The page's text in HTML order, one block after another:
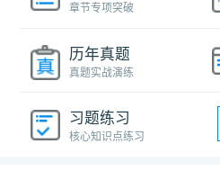
章节专项突破
历年真题
真题实战演练
习题练习
核心知识点练习